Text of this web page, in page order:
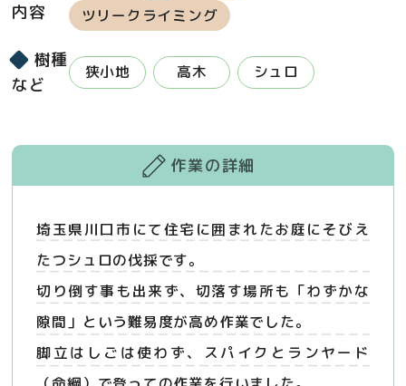
内容
ツリークライミング
樹種
など
狭小地 高木 シュロ
作業の詳細
埼玉県川口市にて住宅に囲まれたお庭にそびえ
たつシュロの伐採です。
切り倒す事も出来ず、切落す場所も「わずかな
隙間」という難易度が高め作業でした。
脚立はしごは使わず、スパイクとランヤード